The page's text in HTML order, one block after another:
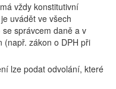
vždy konstitutivní
uvádět ve všech
správcem daně a v
zákon o DPH při
lze podat odvolání, které